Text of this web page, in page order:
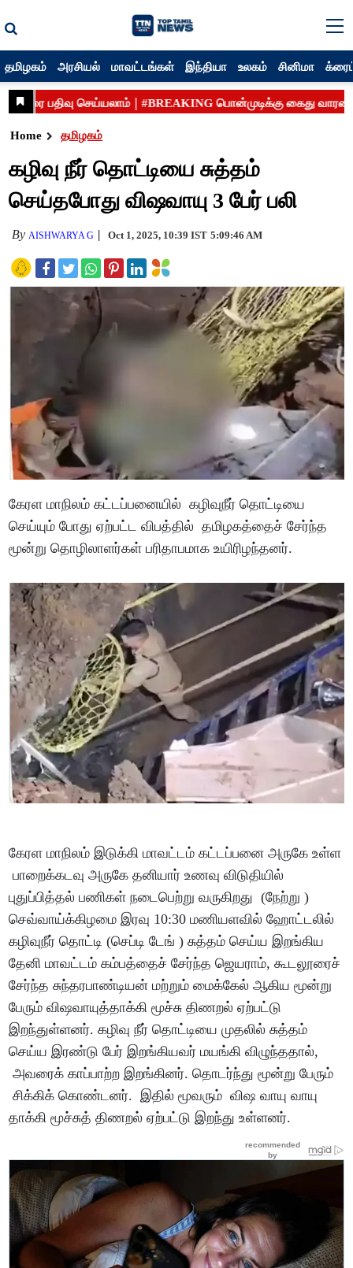
தமிழகம் அரசியல் மாவட்டங்கள் இந்தியா உலகம் சினிமா
Home தமிழகம்
கழிவு நீர் தொட்டியை சுத்தம்
செய்தபோது விஷவாயு 3 பேர் பலி
By AISHWARYA G Oct 1, 2025, 10:39 IST 5:09:46 AM
கேரள மாநிலம் கட்டப்பனையில் கழிவுநீர் தொட்டியை
செய்யும் போது ஏற்பட்ட விபத்தில் தமிழகத்தைச் சேர்ந்த
மூன்று தொழிலாளர்கள் பரிதாபமாக உயிரிழந்தனர்.
கேரள மாநிலம் இடுக்கி மாவட்டம் கட்டப்பனை அருகே உள்ள
பாறைக்கடவு அருகே தனியார் உணவு விடுதியில்
புதுப்பித்தல் பணிகள் நடைபெற்று வருகிறது (நேற்று )
செவ்வாய்க்கிழமை இரவு 10:30 மணியளவில் ஹோட்டலில்
கழிவுநீர் தொட்டி (செப்டி டேங் ) சுத்தம் செய்ய இறங்கிய
தேனி மாவட்டம் கம்பத்தைச் சேர்ந்த ஜெயராம், கூடலூரைச்
சேர்ந்த சுந்தரபாண்டியன் மற்றும் மைக்கேல் ஆகிய மூன்று
பேரும் விஷவாயுத்தாக்கி மூச்சு திணறல் ஏற்பட்டு
இறந்துள்ளனர். கழிவு நீர் தொட்டியை முதலில் சுத்தம்
செய்ய இரண்டு பேர் இறங்கியவர் மயங்கி விழுந்ததால்,
அவரைக் காப்பாற்ற இறங்கினர். தொடர்ந்து மூன்று பேரும்
சிக்கிக் கொண்டனர். இதில் மூவரும் விஷ வாயு வாயு
தாக்கி மூச்சுத் திணறல் ஏற்பட்டு இறந்து உள்ளனர்.